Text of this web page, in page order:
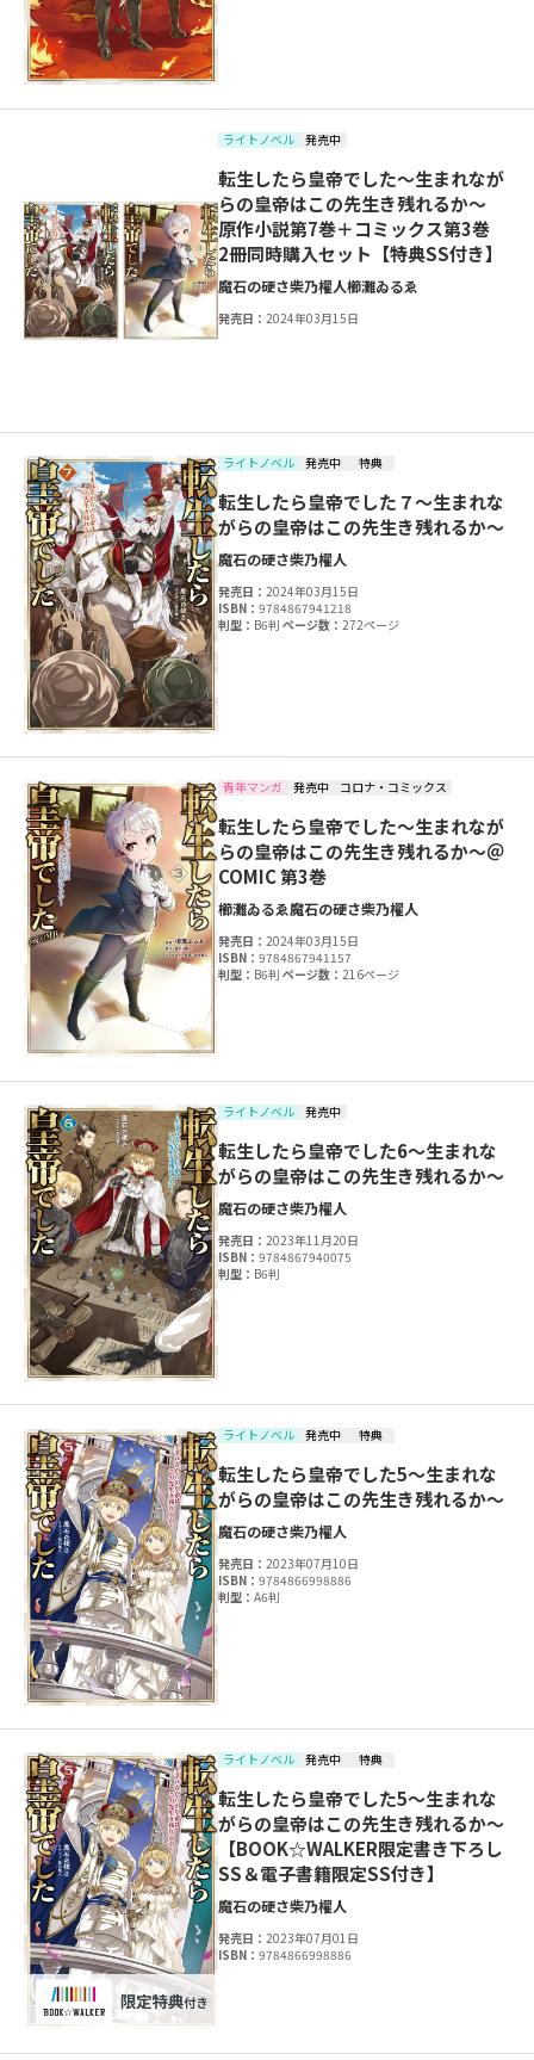
ライトノベル 発売中
転生したら皇帝でした～生まれなが
らの皇帝はこの先生き残れるか～
原作小説第7巻＋コミックス第3巻
2冊同時購入セット【特典SS付き】
魔石の硬さ柴乃櫂人櫛灘ゐるゑ
発売日：2024年03月15日
ライトノベル 発売中 特典
転生したら皇帝でした７～生まれな
がらの皇帝はこの先生き残れるか～
魔石の硬さ柴乃櫂人
発売日：2024年03月15日
ISBN：9784867941218
判型： B6判ページ数：272ページ
青年マンガ 発売中 コロナ・コミックス
転生したら皇帝でした～生まれなが
らの皇帝はこの先生き残れるか～＠
COMIC 第3巻
櫛灘ゐるゑ魔石の硬さ柴乃櫂人
発売日：2024年03月15日
ISBN：9784867941157
判型： B6判ページ数：216ページ
ライトノベル 発売中
転生したら皇帝でした6～生まれな
がらの皇帝はこの先生き残れるか～
魔石の硬さ柴乃櫂人
発売日：2023年11月20日
ISBN：9784867940075
判型： B6判
ライトノベル 発売中 特典
転生したら皇帝でした5～生まれな
がらの皇帝はこの先生き残れるか～
魔石の硬さ柴乃櫂人
発売日：2023年07月10日
ISBN：9784866998886
判型：A6判
ライトノベル 発売中 特典
転生したら皇帝でした5～生まれな
がらの皇帝はこの先生き残れるか～
【BOOK☆WALKER限定書き下ろし
SS＆電子書籍限定SS付き】
魔石の硬さ柴乃櫂人
発売日：2023年07月01日
ISBN：9784866998886